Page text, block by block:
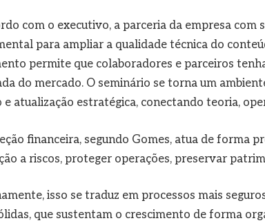
com o executivo, a parceria da empresa com
para ampliar a qualidade técnica do
permite que colaboradores e parceiros
do mercado. O seminário se torna um
e atualização estratégica, conectando teoria,
financeira, segundo Gomes, atua de forma
a riscos, proteger operações, preservar
isso se traduz em processos mais
que sustentam o crescimento de forma